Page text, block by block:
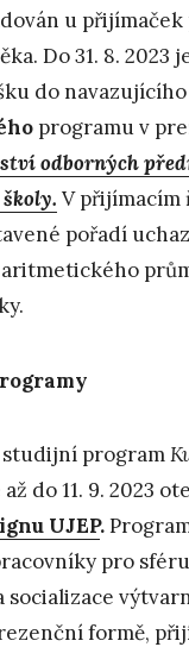
u
Do 31. 8. 2023
do navazujícího
programu v
odborných
V přijímacím
pořadí
program
do 11. 9. 2023
UJEP.
pro
socializace
formě,